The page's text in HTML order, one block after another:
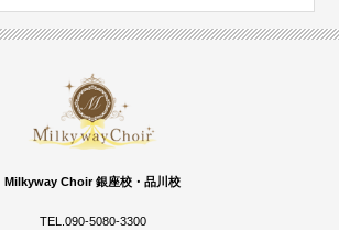
Milkyway Choir 銀座校・品川校
TEL.090-5080-3300